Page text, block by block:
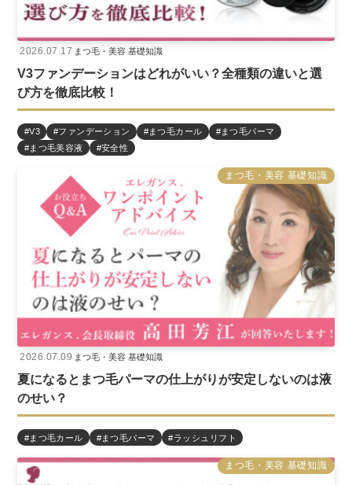
V3ファンデーションはどれがいい？全種類の違いと選
び方を徹底比較！
#V3 #ファンデーション #まつ毛カール
#まつ毛パーマ
#まつ毛美容液
#安全性
2026.07.17 まつ毛・美容 基礎知識
まつ毛・美容 基礎知識
夏になるとまつ毛パーマの仕上がりが安定しないのは液
のせい？
#まつ毛カール #まつ毛パーマ #ラッシュリフト
2026.07.09 まつ毛・美容 基礎知識
まつ毛・美容 基礎知識